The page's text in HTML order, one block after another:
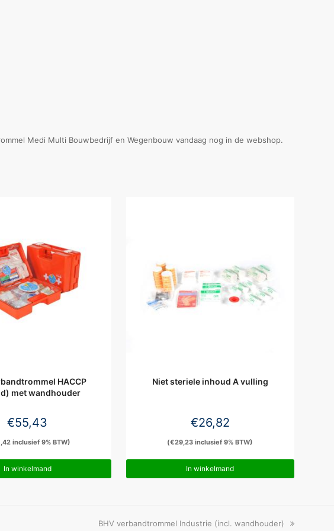
Medi Multi Bouwbedrijf en Wegenbouw vandaag nog in de webshop.
HACCP
met wandhouder
€55,43
inclusief 9% BTW)
In winkelmand
Niet steriele inhoud A vulling
€26,82
(€29,23 inclusief 9% BTW)
In winkelmand
next
BHV verbandtrommel Industrie (incl. wandhouder)